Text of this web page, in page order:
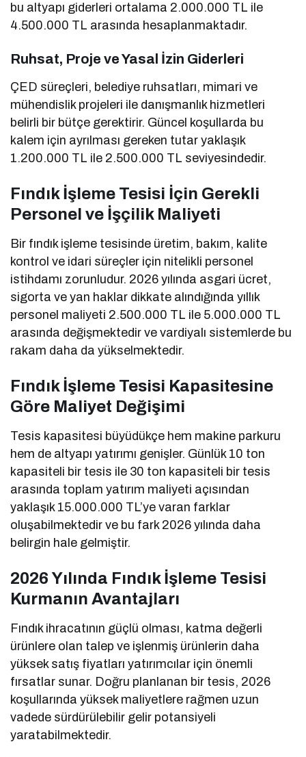
bu altyapı giderleri ortalama 2.000.000 TL ile
4.500.000 TL arasında hesaplanmaktadır.
Ruhsat, Proje ve Yasal İzin Giderleri
ÇED süreçleri, belediye ruhsatları, mimari ve
mühendislik projeleri ile danışmanlık hizmetleri
belirli bir bütçe gerektirir. Güncel koşullarda bu
kalem için ayrılması gereken tutar yaklaşık
1.200.000 TL ile 2.500.000 TL seviyesindedir.
Fındık İşleme Tesisi İçin Gerekli
Personel ve İşçilik Maliyeti
Bir fındık işleme tesisinde üretim, bakım, kalite
kontrol ve idari süreçler için nitelikli personel
istihdamı zorunludur. 2026 yılında asgari ücret,
sigorta ve yan haklar dikkate alındığında yıllık
personel maliyeti 2.500.000 TL ile 5.000.000 TL
arasında değişmektedir ve vardiyalı sistemlerde bu
rakam daha da yükselmektedir.
Fındık İşleme Tesisi Kapasitesine
Göre Maliyet Değişimi
Tesis kapasitesi büyüdükçe hem makine parkuru
hem de altyapı yatırımı genişler. Günlük 10 ton
kapasiteli bir tesis ile 30 ton kapasiteli bir tesis
arasında toplam yatırım maliyeti açısından
yaklaşık 15.000.000 TL’ye varan farklar
oluşabilmektedir ve bu fark 2026 yılında daha
belirgin hale gelmiştir.
2026 Yılında Fındık İşleme Tesisi
Kurmanın Avantajları
Fındık ihracatının güçlü olması, katma değerli
ürünlere olan talep ve işlenmiş ürünlerin daha
yüksek satış fiyatları yatırımcılar için önemli
fırsatlar sunar. Doğru planlanan bir tesis, 2026
koşullarında yüksek maliyetlere rağmen uzun
vadede sürdürülebilir gelir potansiyeli
yaratabilmektedir.